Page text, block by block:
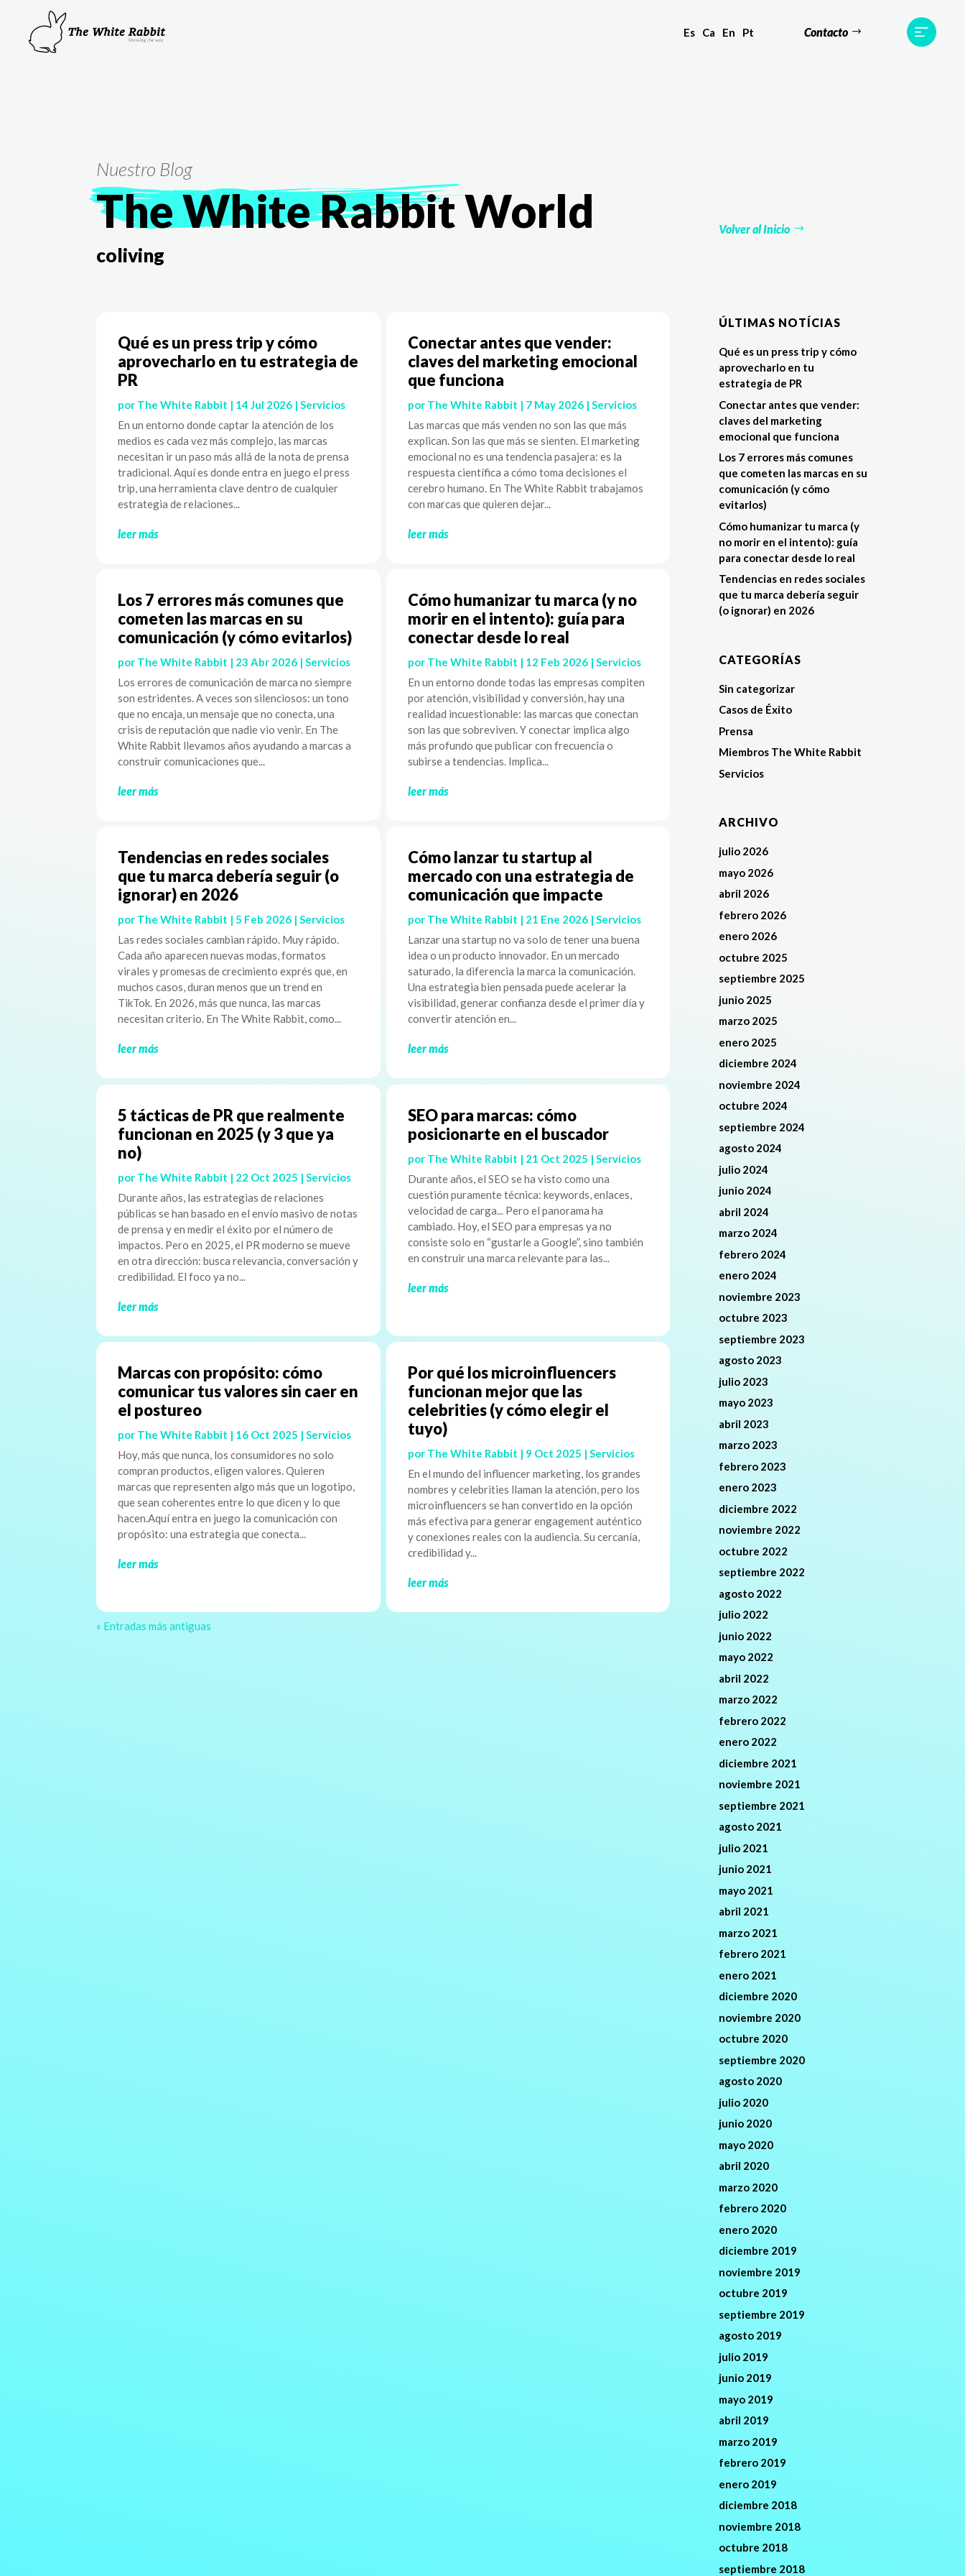
Es Ca En Pt Contacto
Nuestro Blog
The White RabbitWorld
coliving
Volver al Inicio
Qué es un press trip y cómo
aprovecharlo en tu estrategia de
PR
por The White Rabbit | 14 Jul 2026 |Servicios
En un entorno donde captar la atención de los
medios es cada vez más complejo, las marcas
necesitan ir un paso más allá de la nota de prensa
tradicional. Aquí es donde entra en juego el press
trip, una herramienta clave dentro de cualquier
estrategia de relaciones...
leer más
Conectar antes que vender:
claves del marketing emocional
que funciona
por The White Rabbit | 7 May 2026| Servicios
Las marcas que más venden no son las que más
explican. Son las que más se sienten. El marketing
emocional no es una tendencia pasajera: es la
respuesta científica a cómo toma decisiones el
cerebro humano. En The White Rabbit trabajamos
con marcas que quieren dejar...
leer más
Los 7 errores más comunes que
cometen las marcas en su
comunicación (y cómo evitarlos)
por The White Rabbit | 23 Abr 2026 |Servicios
Los errores de comunicación de marca no siempre
son estridentes. A veces son silenciosos: un tono
que no encaja, un mensaje que no conecta, una
crisis de reputación que nadie vio venir. En The
White Rabbit llevamos años ayudando a marcas a
construir comunicaciones que...
leer más
Cómo humanizar tu marca (y no
morir en el intento): guía para
conectar desde lo real
por The White Rabbit | 12 Feb 2026| Servicios
En un entorno donde todas las empresas compiten
por atención, visibilidad y conversión, hay una
realidad incuestionable: las marcas que conectan
son las que sobreviven. Y conectar implica algo
más profundo que publicar con frecuencia o
subirse a tendencias. Implica...
leer más
Tendencias en redes sociales
que tu marca debería seguir (o
ignorar) en 2026
por The White Rabbit |5 Feb 2026 |Servicios
Las redes sociales cambian rápido. Muy rápido.
Cada año aparecen nuevas modas, formatos
virales y promesas de crecimiento exprés que, en
muchos casos, duran menos que un trend en
TikTok. En 2026, más que nunca, las marcas
necesitan criterio. En The White Rabbit, como...
leer más
Cómo lanzar tu startup al
mercado con una estrategia de
comunicación que impacte
por The White Rabbit | 21 Ene 2026| Servicios
Lanzar una startup no va solo de tener una buena
idea o un producto innovador. En un mercado
saturado, la diferencia la marca la comunicación.
Una estrategia bien pensada puede acelerar la
visibilidad, generar confianza desde el primer día y
convertir atención en...
leer más
5 tácticas de PR que realmente
funcionan en 2025 (y 3 que ya
no)
por The White Rabbit | 22 Oct 2025 | Servicios
Durante años, las estrategias de relaciones
públicas se han basado en el envío masivo de notas
de prensa y en medir el éxito por el número de
impactos. Pero en 2025, el PR moderno se mueve
en otra dirección: busca relevancia, conversación y
credibilidad. El foco ya no...
leer más
SEO para marcas: cómo
posicionarte en el buscador
por The White Rabbit | 21 Oct 2025 | Servicios
Durante años, el SEO se ha visto como una
cuestión puramente técnica: keywords, enlaces,
velocidad de carga... Pero el panorama ha
cambiado. Hoy, el SEO para empresas ya no
consiste solo en “gustarle a Google”, sino también
en construir una marca relevante para las...
leer más
Marcas con propósito: cómo
comunicar tus valores sin caer en
el postureo
por The White Rabbit | 16 Oct 2025 | Servicios
Hoy, más que nunca, los consumidores no solo
compran productos, eligen valores. Quieren
marcas que representen algo más que un logotipo,
que sean coherentes entre lo que dicen y lo que
hacen.Aquí entra en juego la comunicación con
propósito: una estrategia que conecta...
leer más
Por qué los microinfluencers
funcionan mejor que las
celebrities (y cómo elegir el
tuyo)
por The White Rabbit | 9 Oct 2025 | Servicios
En el mundo del influencer marketing, los grandes
nombres y celebrities llaman la atención, pero los
microinfluencers se han convertido en la opción
más efectiva para generar engagement auténtico
y conexiones reales con la audiencia. Su cercanía,
credibilidad y...
leer más
« Entradas más antiguas
ÚLTIMAS NOTÍCIAS
Qué es un press trip y cómo
aprovecharlo en tu
estrategia de PR
Conectar antes que vender:
claves del marketing
emocional que funciona
Los 7 errores más comunes
que cometen las marcas en su
comunicación (y cómo
evitarlos)
Cómo humanizar tu marca (y
no morir en el intento): guía
para conectar desde lo real
Tendencias en redes sociales
que tu marca debería seguir
(o ignorar) en 2026
CATEGORÍAS
Sin categorizar
Casos de Éxito
Prensa
Miembros The White Rabbit
Servicios
ARCHIVO
julio 2026
mayo 2026
abril 2026
febrero 2026
enero 2026
octubre 2025
septiembre 2025
junio 2025
marzo 2025
enero 2025
diciembre 2024
noviembre 2024
octubre 2024
septiembre 2024
agosto 2024
julio 2024
junio 2024
abril 2024
marzo 2024
febrero 2024
enero 2024
noviembre 2023
octubre 2023
septiembre 2023
agosto 2023
julio 2023
mayo 2023
abril 2023
marzo 2023
febrero 2023
enero 2023
diciembre 2022
noviembre 2022
octubre 2022
septiembre 2022
agosto 2022
julio 2022
junio 2022
mayo 2022
abril 2022
marzo 2022
febrero 2022
enero 2022
diciembre 2021
noviembre 2021
septiembre 2021
agosto 2021
julio 2021
junio 2021
mayo 2021
abril 2021
marzo 2021
febrero 2021
enero 2021
diciembre 2020
noviembre 2020
octubre 2020
septiembre 2020
agosto 2020
julio 2020
junio 2020
mayo 2020
abril 2020
marzo 2020
febrero 2020
enero 2020
diciembre 2019
noviembre 2019
octubre 2019
septiembre 2019
agosto 2019
julio 2019
junio 2019
mayo 2019
abril 2019
marzo 2019
febrero 2019
enero 2019
diciembre 2018
noviembre 2018
octubre 2018
septiembre 2018